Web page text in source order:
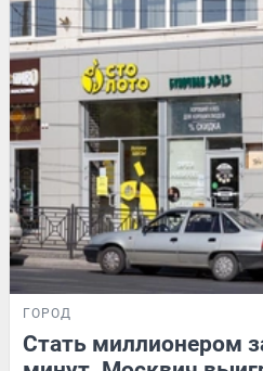
ГОРОД
Стать миллионером